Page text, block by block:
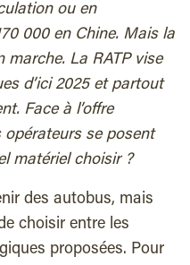
ou en
000 en Chine. Mais la
marche. La RATP vise
d’ici 2025 et partout
Face à l’offre
opérateurs se posent
matériel choisir ?
des autobus, mais
choisir entre les
proposées. Pour